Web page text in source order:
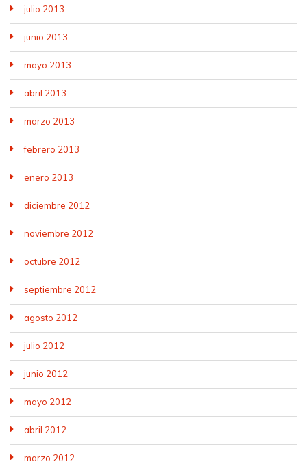
julio 2013
junio 2013
mayo 2013
abril 2013
marzo 2013
febrero 2013
enero 2013
diciembre 2012
noviembre 2012
octubre 2012
septiembre 2012
agosto 2012
julio 2012
junio 2012
mayo 2012
abril 2012
marzo 2012